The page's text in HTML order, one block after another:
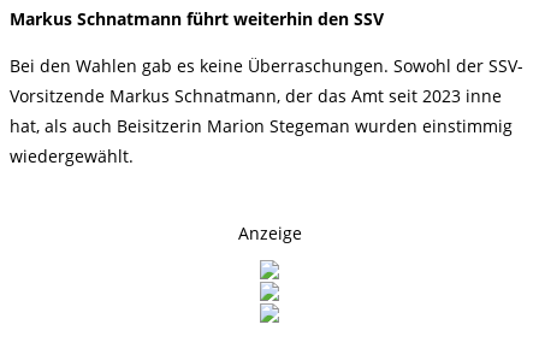
Markus Schnatmann führt weiterhin den SSV
Bei den Wahlen gab es keine Überraschungen. Sowohl der SSV-
Vorsitzende Markus Schnatmann, der das Amt seit 2023 inne
hat, als auch Beisitzerin Marion Stegeman wurden einstimmig
wiedergewählt.
Anzeige